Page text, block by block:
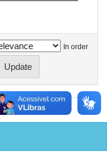
In order